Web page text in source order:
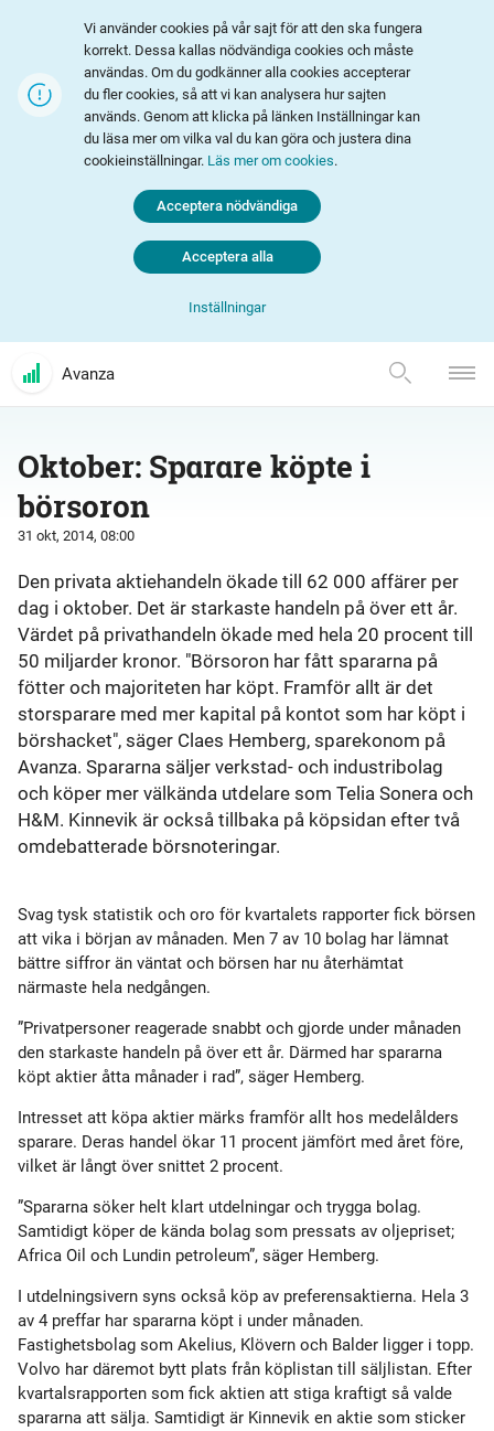
Vi använder cookies på vår sajt för att den ska fungera
korrekt. Dessa kallas nödvändiga cookies och måste
användas. Om du godkänner alla cookies accepterar
du fler cookies, så att vi kan analysera hur sajten
används. Genom att klicka på länken Inställningar kan
du läsa mer om vilka val du kan göra och justera dina
cookieinställningar. Läs mer om cookies.
Inställningar
Acceptera nödvändiga
Acceptera alla
Avanza
Oktober: Sparare köpte i
börsoron
31 okt, 2014, 08:00
Den privata aktiehandeln ökade till 62 000 affärer per
dag i oktober. Det är starkaste handeln på över ett år.
Värdet på privathandeln ökade med hela 20 procent till
50 miljarder kronor. "Börsoron har fått spararna på
fötter och majoriteten har köpt. Framför allt är det
storsparare med mer kapital på kontot som har köpt i
börshacket", säger Claes Hemberg, sparekonom på
Avanza. Spararna säljer verkstad- och industribolag
och köper mer välkända utdelare som Telia Sonera och
H&M. Kinnevik är också tillbaka på köpsidan efter två
omdebatterade börsnoteringar.
Svag tysk statistik och oro för kvartalets rapporter fick börsen
att vika i början av månaden. Men 7 av 10 bolag har lämnat
bättre siffror än väntat och börsen har nu återhämtat
närmaste hela nedgången.
”Privatpersoner reagerade snabbt och gjorde under månaden
den starkaste handeln på över ett år. Därmed har spararna
köpt aktier åtta månader i rad”, säger Hemberg.
Intresset att köpa aktier märks framför allt hos medelålders
sparare. Deras handel ökar 11 procent jämfört med året före,
vilket är långt över snittet 2 procent.
”Spararna söker helt klart utdelningar och trygga bolag.
Samtidigt köper de kända bolag som pressats av oljepriset;
Africa Oil och Lundin petroleum”, säger Hemberg.
I utdelningsivern syns också köp av preferensaktierna. Hela 3
av 4 preffar har spararna köpt i under månaden.
Fastighetsbolag som Akelius, Klövern och Balder ligger i topp.
Volvo har däremot bytt plats från köplistan till säljlistan. Efter
kvartalsrapporten som fick aktien att stiga kraftigt så valde
spararna att sälja. Samtidigt är Kinnevik en aktie som sticker